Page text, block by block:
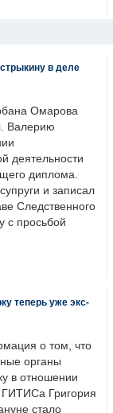
в деле
Омарова
Валерию
деятельности
диплома.
и записал
Следственного
с просьбой
теперь уже экс-
о том, что
органы
в отношении
Григория
стало